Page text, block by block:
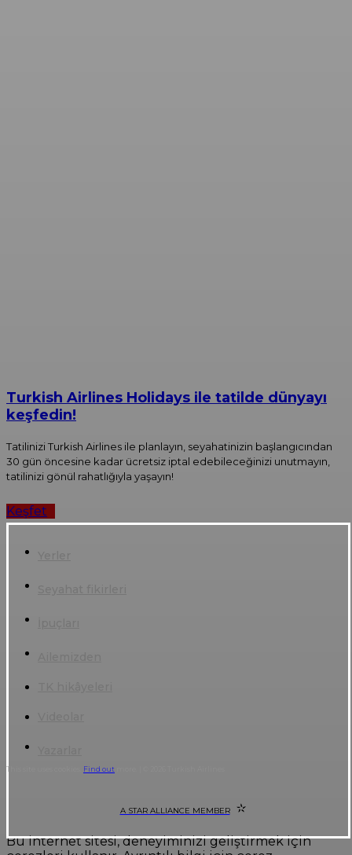
Turkish Airlines Holidays ile tatilde dünyayı
keşfedin!
Tatilinizi Turkish Airlines ile planlayın, seyahatinizin başlangıcından
30 gün öncesine kadar ücretsiz iptal edebileceğinizi unutmayın,
tatilinizi gönül rahatlığıyla yaşayın!
Keşfet
This site uses cookies. Find out
A STAR ALLIANCE MEMBER
Bu internet sitesi, deneyiminizi geliştirmek için